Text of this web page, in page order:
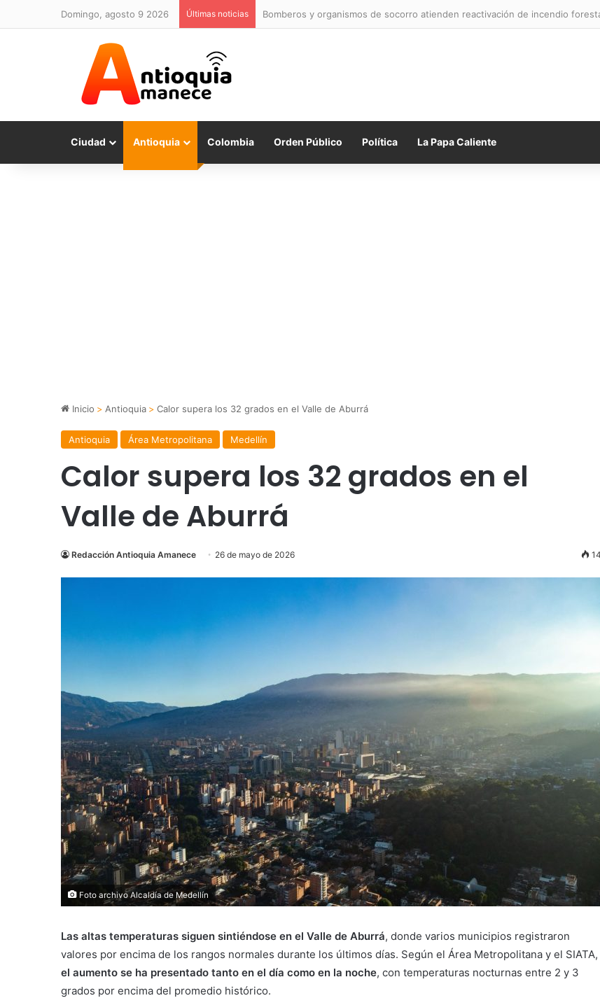
domingo, agosto 9 2026 Últimas noticias Bomberos y organismos de socorro atienden reactivación de incendio
Ciudad Antioquia Colombia Orden Público Política La Papa Caliente
Inicio > Antioquia > Calor supera los 32 grados en el Valle de Aburrá
Antioquia Área Metropolitana Medellín
Calor supera los 32 grados en el
Valle de Aburrá
Redacción Antioquia Amanece 26 de mayo de 2026
Foto archivo Alcaldía de Medellín
Las altas temperaturas siguen sintiéndose en el Valle de Aburrá, donde varios municipios registraron
valores por encima de los rangos normales durante los últimos días. Según el Área Metropolitana y el SIATA,
el aumento se ha presentado tanto en el día como en la noche, con temperaturas nocturnas entre 2 y 3
grados por encima del promedio histórico.